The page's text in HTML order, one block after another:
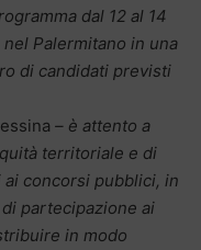
dal 12 al 14
Palermitano in una
di candidati previsti
– è attento a
territoriale e di
concorsi pubblici, in
partecipazione ai
in modo